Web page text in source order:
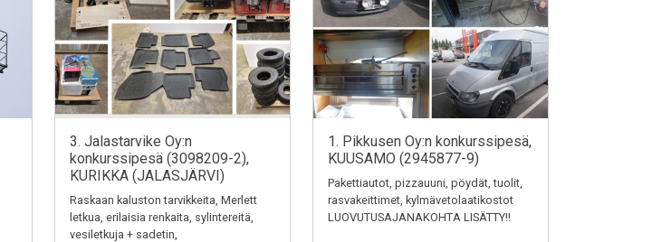
3. Jalastarvike Oy:n
konkurssipesä (3098209-2),
KURIKKA (JALASJÄRVI)
Raskaan kaluston tarvikkeita, Merlett
letkua, erilaisia renkaita, sylintereitä,
vesiletkuja + sadetin,
1. Pikkusen Oy:n konkurssipesä,
KUUSAMO (2945877-9)
Pakettiautot, pizzauuni, pöydät, tuolit,
rasvakeittimet, kylmävetolaatikostot
LUOVUTUSAJANAKOHTA LISÄTTY!!